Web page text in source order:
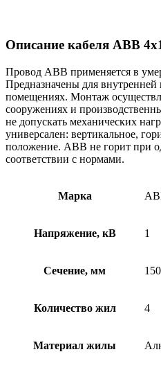
Описание кабеля АВВ
Провод АВВ применяется в
Предназначены для внутренней
помещениях. Монтаж
сооружениях и
не допускать механических
универсален: вертикальное,
положение. АВВ не горит при
соответствии с нормами.
Марка
Напряжение, кВ 1
Сечение, мм 150
Количество жил 4
Материал жилы